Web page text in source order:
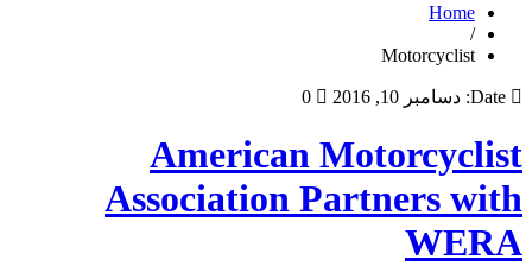
Home
/
Motorcyclist
Date: دسامبر 10, 2016 0
American Motorcyclist
Association Partners with
WERA